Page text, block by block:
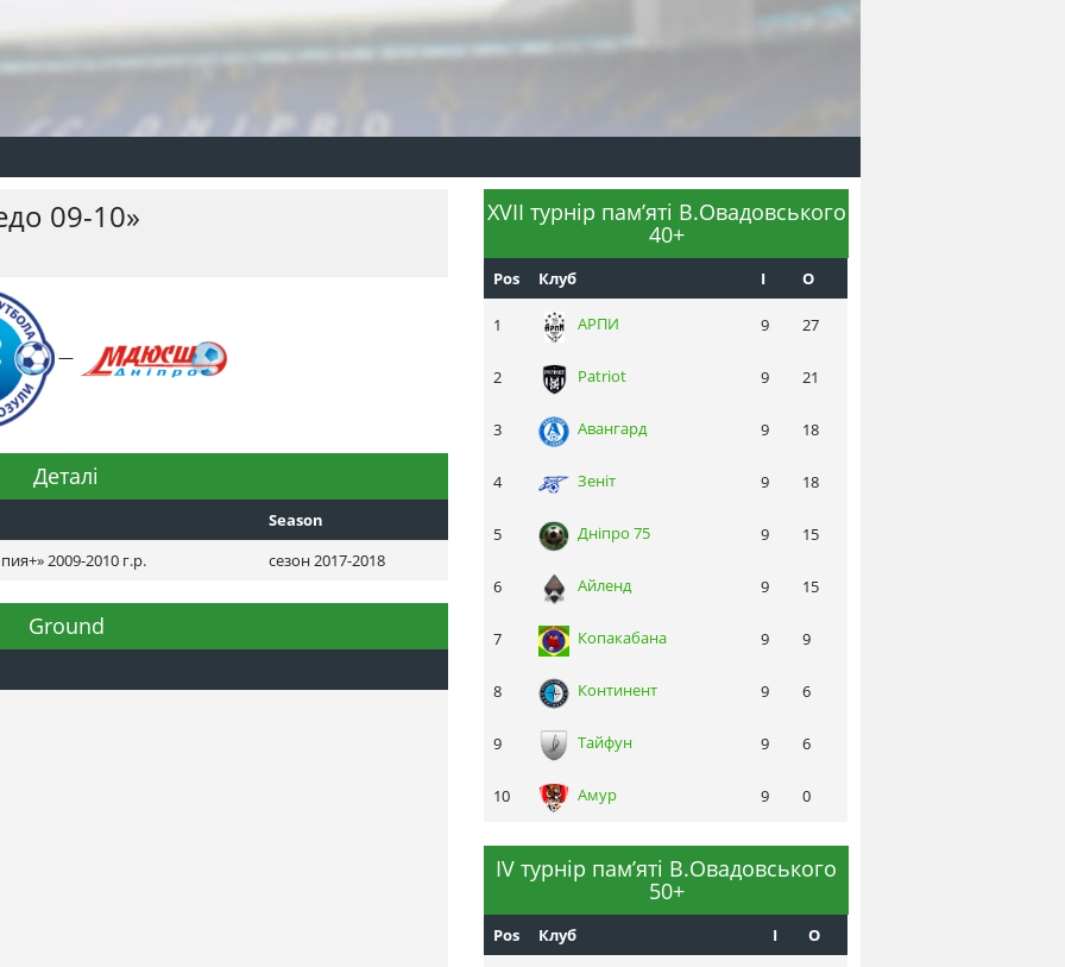
09-10»
—
Деталі
Season
2009-2010 г.р. сезон 2017-2018
Ground
XVII турнір пам’яті В.Овадовського
40+
Pos Клуб I О
1 АРПИ 9 27
2 Patriot 9 21
3 Авангард 9 18
4 Зеніт 9 18
5 Днiпро 75 9 15
6 Айленд 9 15
7 Копакабана 9 9
8 Континент 9 6
9 Тайфун 9 6
10 Амур 9 0
ІV турнір пам’яті В.Овадовського
50+
Pos Клуб I О